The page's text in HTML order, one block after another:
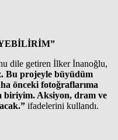
dile getiren İlker İnanoğlu,
Bu projeyle büyüdüm
önceki fotoğraflarıma
biriyim. Aksiyon, dram ve
ifadelerini kullandı.